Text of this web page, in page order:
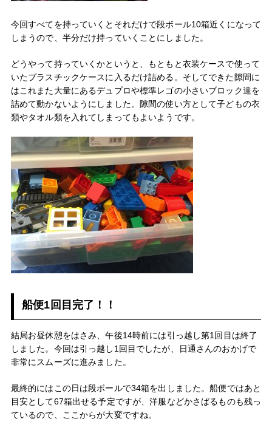
今回すべてを持っていくとそれだけで段ボール10箱近くになって
しまうので、半分だけ持っていくことにしました。
どうやって持っていくかというと、もともと衣装ケースで使って
いたプラスチックケースに入るだけ詰める。そしてできた隙間に
はこれまた大量にあるデュプロや標準レゴの小さいブロック達を
詰めて動かないようにしました。隙間の使い方として子どもの衣
類やタオル類を入れてしまってもよいようです。
船便1回目完了！！
結局お昼休憩をはさみ、午後14時前には引っ越し第1回目は終了
しました。今回は引っ越し1回目でしたが、日通さんのおかげで
非常にスムーズに進みました。
最終的にはこの日は段ボールで34箱を出しました。船便ではあと
目安として67箱出せる予定ですが、洋服などかさばるものも残っ
ているので、ここからが大変ですね。